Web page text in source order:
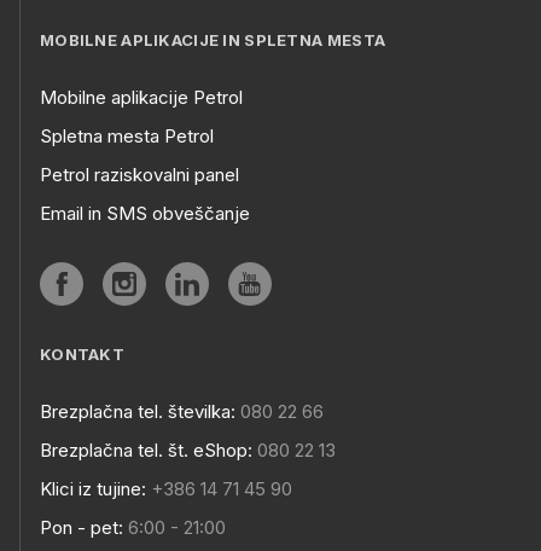
MOBILNE APLIKACIJE IN SPLETNA MESTA
Mobilne aplikacije Petrol
Spletna mesta Petrol
Petrol raziskovalni panel
Email in SMS obveščanje
KONTAKT
Brezplačna tel. številka: 080 22 66
Brezplačna tel. št. eShop: 080 22 13
Klici iz tujine: +386 14 71 45 90
Pon - pet: 6:00 - 21:00